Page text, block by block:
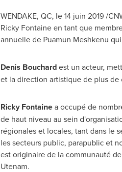
WENDAKE, QC, le 14 juin 2019 /
Ricky Fontaineen tant que
annuelle de Puamun Meshkenu
Denis Bouchardest un acteur,
et la direction artistique de plus
Ricky Fontainea occupé de
de haut niveau au sein
régionales et locales, tant dans le
les secteurs public, parapublic et
est originaire de la communauté
Utenam.